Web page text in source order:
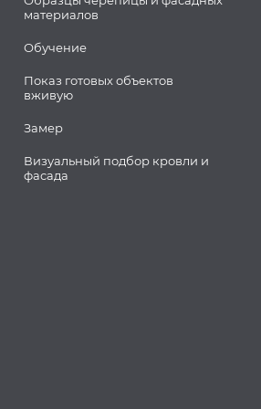
материалов
Обучение
Показ готовых объектов
вживую
Замер
Визуальный подбор кровли и
фасада